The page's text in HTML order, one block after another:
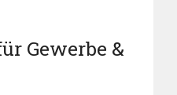
Gewerbe &